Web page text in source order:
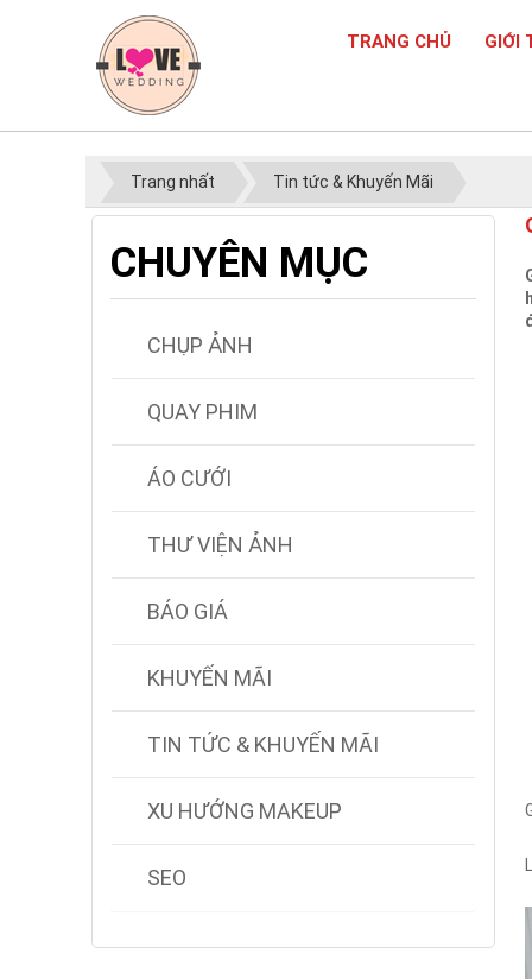
TRANG CHỦ GIỚI
Trang nhất Tin tức & Khuyến Mãi
CHUYÊN MỤC
CHỤP ẢNH
QUAY PHIM
ÁO CƯỚI
THƯ VIỆN ẢNH
BÁO GIÁ
KHUYẾN MÃI
TIN TỨC & KHUYẾN MÃI
XU HƯỚNG MAKEUP
SEO